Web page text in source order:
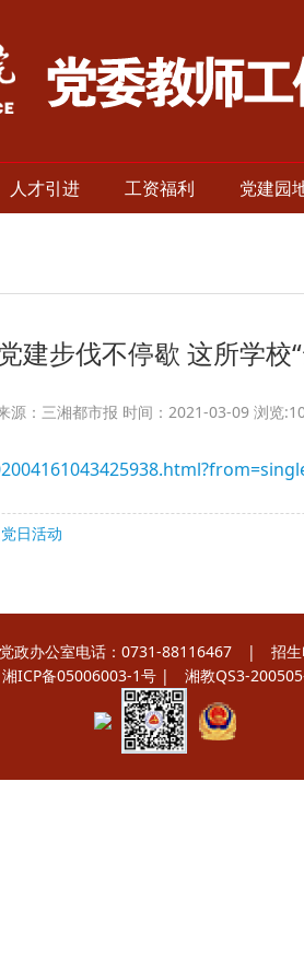
人才引进 工资福利 党建园
步伐不停歇 这所学校
源：三湘都市报 时间：2021-03-09 浏览:
日活动
办公室电话：0731-88116467 | 招
湘ICP备05006003-1号 | 湘教QS3-